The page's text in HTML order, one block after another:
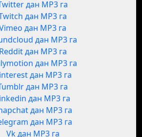
дан MP3 га
дан MP3 га
дан MP3 га
дан MP3 га
Reddit дан MP3 га
дан MP3 га
дан MP3 га
дан MP3 га
дан MP3 га
дан MP3 га
дан MP3 га
Vk дан MP3 га